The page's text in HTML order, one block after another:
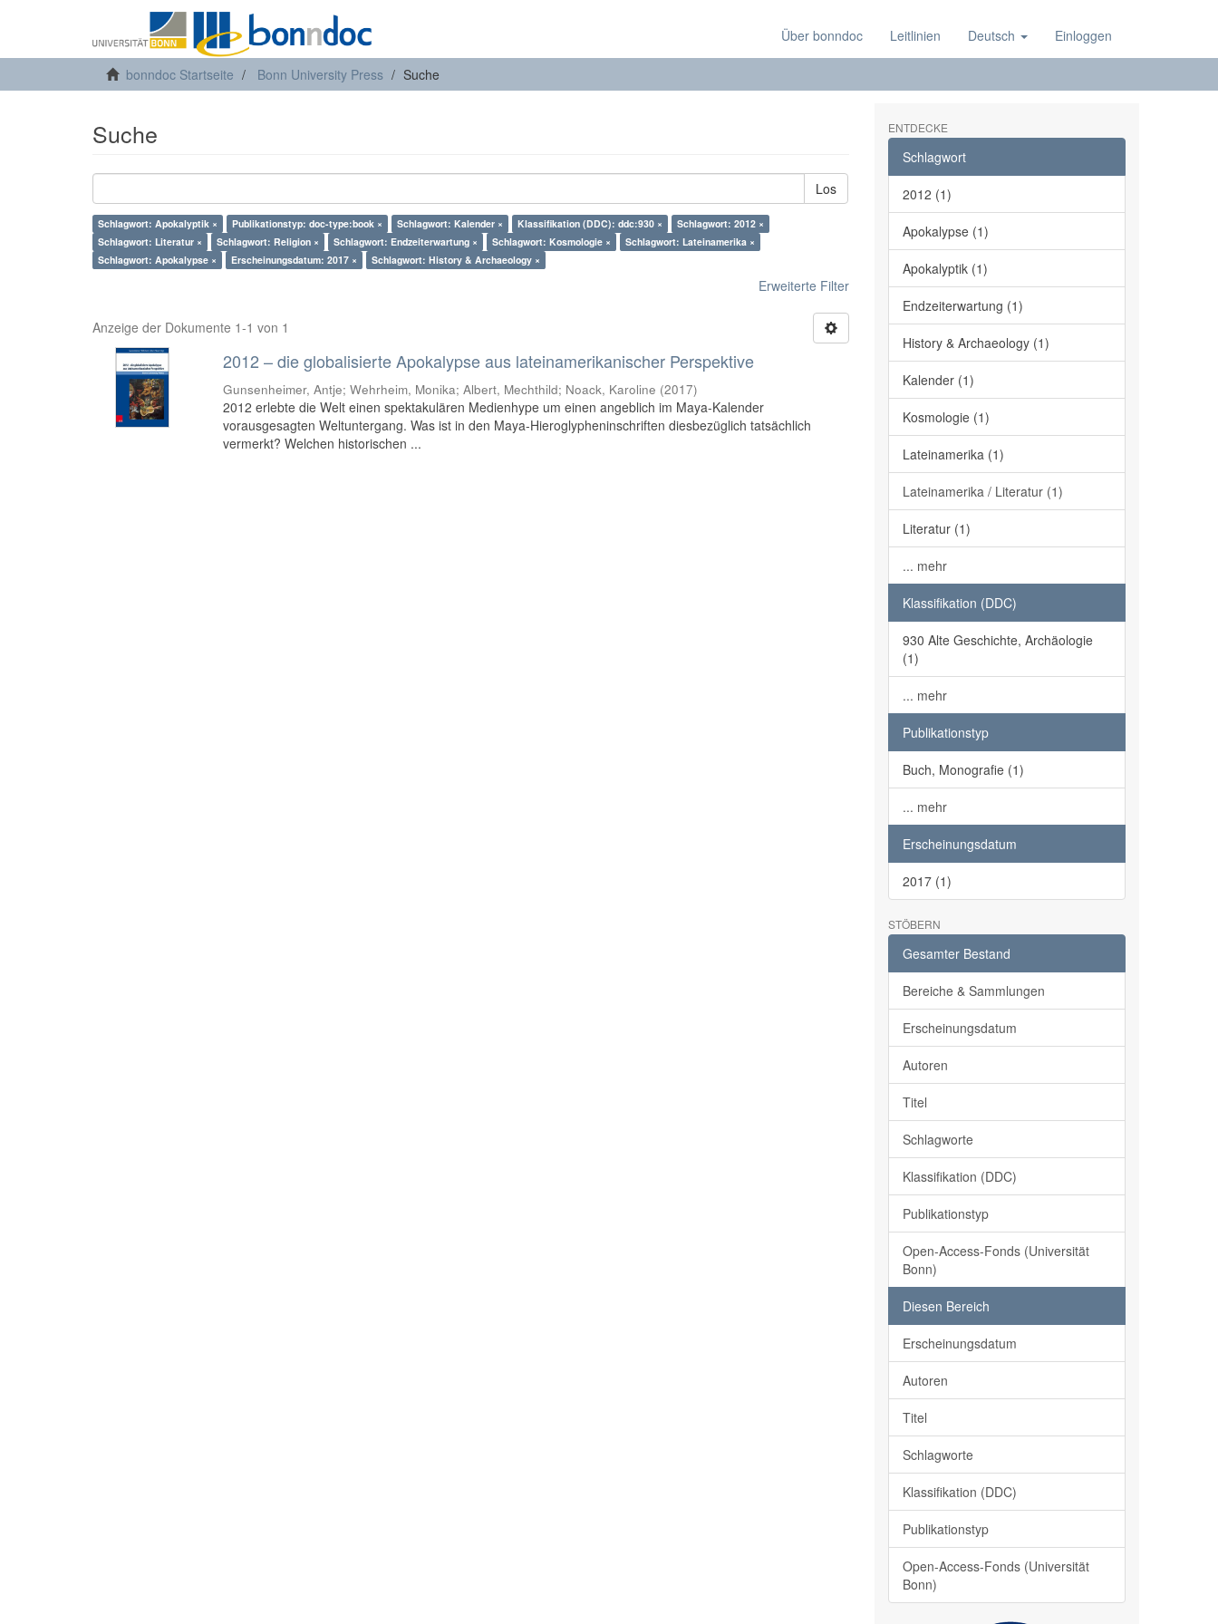
Über bonndoc Leitlinien Deutsch Einloggen
bonndoc Startseite Bonn University Press Suche
Suche
Los
Schlagwort: Apokalyptik × Publikationstyp: doc-type:book × Schlagwort: Kalender × Klassifikation (DDC): ddc:930 ×
Schlagwort: 2012 ×
Schlagwort: Literatur ×
Schlagwort: Religion × Schlagwort: Endzeiterwartung × Schlagwort: Kosmologie ×
Schlagwort: Lateinamerika ×
Schlagwort: Apokalypse ×
Erscheinungsdatum: 2017 × Schlagwort: History & Archaeology ×
Erweiterte Filter
Anzeige der Dokumente 1-1 von 1
2012 – die globalisierte Apokalypse aus lateinamerikanischer Perspektive
Gunsenheimer, Antje; Wehrheim, Monika; Albert, Mechthild; Noack, Karoline (2017)
2012 erlebte die Welt einen spektakulären Medienhype um einen angeblich im Maya-Kalender
vorausgesagten Weltuntergang. Was ist in den Maya-Hieroglypheninschriften diesbezüglich tatsächlich
vermerkt? Welchen historischen ...
ENTDECKE
Schlagwort
2012 (1)
Apokalypse (1)
Apokalyptik (1)
Endzeiterwartung (1)
History & Archaeology (1)
Kalender (1)
Kosmologie (1)
Lateinamerika (1)
Lateinamerika / Literatur (1)
Literatur (1)
... mehr
Klassifikation (DDC)
930 Alte Geschichte, Archäologie
(1)
... mehr
Publikationstyp
Buch, Monografie (1)
... mehr
Erscheinungsdatum
2017 (1)
STÖBERN
Gesamter Bestand
Bereiche & Sammlungen
Erscheinungsdatum
Autoren
Titel
Schlagworte
Klassifikation (DDC)
Publikationstyp
Open-Access-Fonds (Universität
Bonn)
Diesen Bereich
Erscheinungsdatum
Autoren
Titel
Schlagworte
Klassifikation (DDC)
Publikationstyp
Open-Access-Fonds (Universität
Bonn)